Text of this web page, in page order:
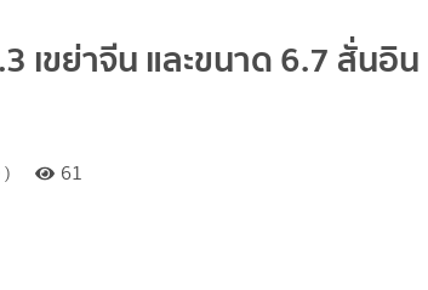
เขย่าจีน และขนาด 6.7 สั่นอิน
61